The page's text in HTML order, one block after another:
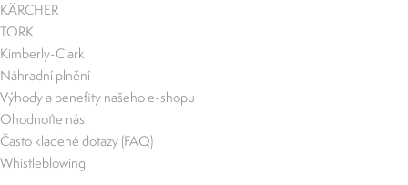
KÄRCHER
TORK
Kimberly-Clark
Náhradní plnění
Výhody a benefity našeho e-shopu
Ohodnoťte nás
Často kladené dotazy (FAQ)
Whistleblowing